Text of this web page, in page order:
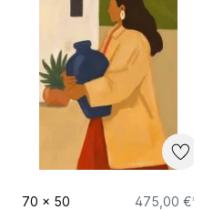
70 x 50
475,00 €*